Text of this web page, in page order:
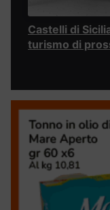
Castelli di
turismo di